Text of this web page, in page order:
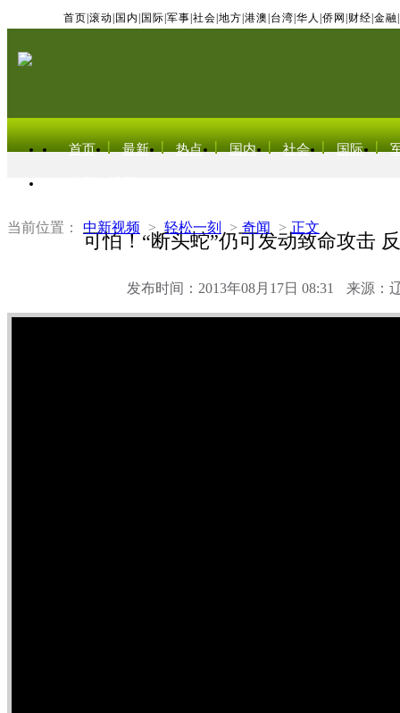
首页 滚动 国内 国际 军事 社会 地方 港澳 台湾 华人 侨网 财经 金融
首页 最新 热点 国内 社会 国际
当前位置： 中新视频 > 轻松一刻 > 奇闻 > 正文
可怕！“断头蛇”仍可发动致命攻击
发布时间：2013年08月17日 08:31 来源：